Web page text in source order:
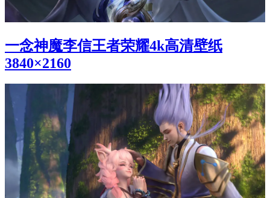
一念神魔李信王者荣耀4k高清壁纸
3840×2160